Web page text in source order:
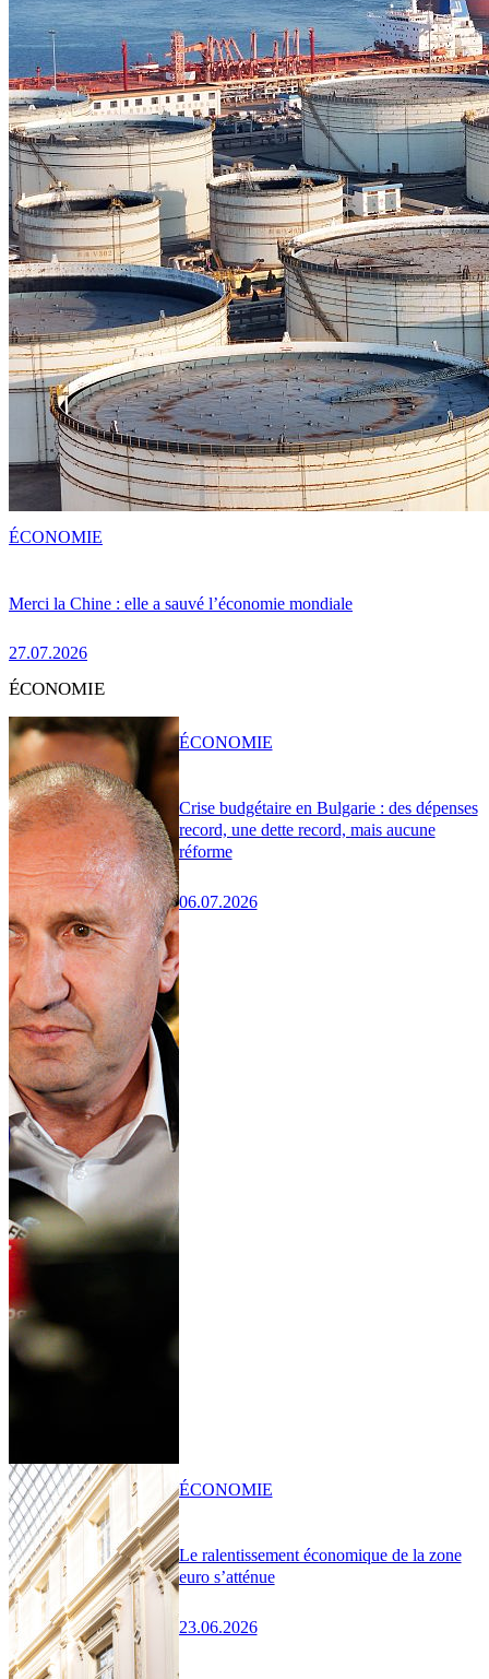
Merci la Chine : elle a sauvé l’économie mondiale
27.07.2026
ÉCONOMIE
ÉCONOMIE
Crise budgétaire en Bulgarie : des dépenses
record, une dette record, mais aucune
réforme
06.07.2026
ÉCONOMIE
Le ralentissement économique de la zone
euro s’atténue
23.06.2026
ÉCONOMIE